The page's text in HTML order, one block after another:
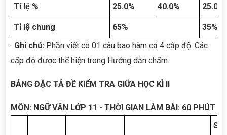
Tỉ lệ % 25.0% 40.0% 25.0%
Tỉ lệ chung 65%
35%
· Ghi chú: Phần viết có 01 câu bao hàm cả 4 cấp độ. Các
cấp độ được thể hiện trong Hướng dẫn chấm.
BẢNG ĐẶC TẢ ĐỀ KIỂM TRA GIỮA HỌC KÌ II
MÔN: NGỮ VĂN LỚP 11 - THỜI GIAN LÀM BÀI: 60 PHÚT
Số